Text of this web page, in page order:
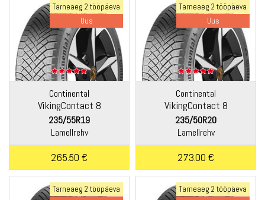
Tarneaeg 2 tööpäeva
Uus
Continental
VikingContact 8
235/55R19
Lamellrehv
265.50 €
Tarneaeg 2 tööpäeva
Uus
Continental
VikingContact 8
235/50R20
Lamellrehv
273.00 €
Tarneaeg 2 tööpäeva
Tarneaeg 2 tööpäeva